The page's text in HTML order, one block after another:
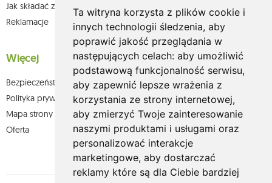
Ta witryna korzysta z plików cookie i
innych technologii śledzenia, aby
poprawić jakość przeglądania w
następujących celach: aby umożliwić
podstawową funkcjonalność serwisu,
aby zapewnić lepsze wrażenia z
korzystania ze strony internetowej,
aby zmierzyć Twoje zainteresowanie
naszymi produktami i usługami oraz
personalizować interakcje
marketingowe, aby dostarczać
reklamy które są dla Ciebie bardziej
Jak składać zamówienia w sklepie olium.pl?
Reklamacje
Więcej
Bezpieczeństwo płatności
Polityka prywatności
Mapa strony
Oferta